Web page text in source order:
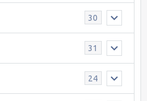
30
31
24